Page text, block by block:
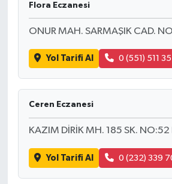
Flora Eczanesi
ONUR MAH. SARMAŞIK CAD.
Yol Tarifi Al 0 (551) 511
Ceren Eczanesi
KAZIM DİRİK MH. 185 SK. NO:52
Yol Tarifi Al 0 (232) 339